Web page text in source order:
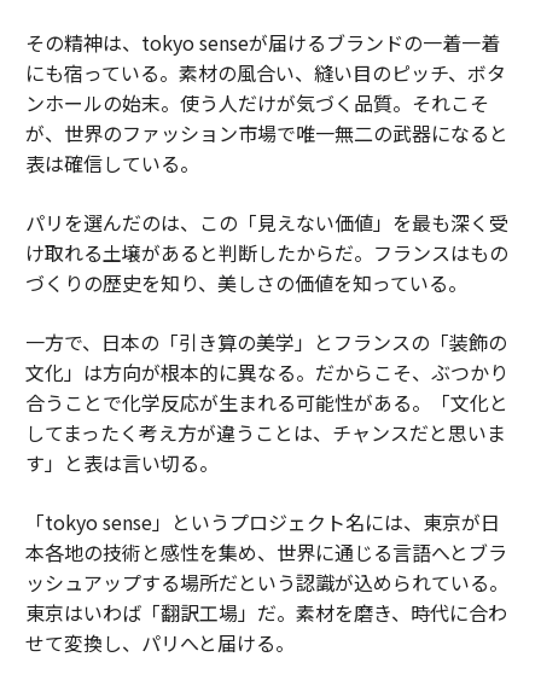
その精神は、tokyo senseが届けるブランドの一着一着
にも宿っている。素材の風合い、縫い目のピッチ、ボタ
ンホールの始末。使う人だけが気づく品質。それこそ
が、世界のファッション市場で唯一無二の武器になると
表は確信している。
パリを選んだのは、この「見えない価値」を最も深く受
け取れる土壌があると判断したからだ。フランスはもの
づくりの歴史を知り、美しさの価値を知っている。
一方で、日本の「引き算の美学」とフランスの「装飾の
文化」は方向が根本的に異なる。だからこそ、ぶつかり
合うことで化学反応が生まれる可能性がある。「文化と
してまったく考え方が違うことは、チャンスだと思いま
す」と表は言い切る。
「tokyo sense」というプロジェクト名には、東京が日
本各地の技術と感性を集め、世界に通じる言語へとブラ
ッシュアップする場所だという認識が込められている。
東京はいわば「翻訳工場」だ。素材を磨き、時代に合わ
せて変換し、パリへと届ける。